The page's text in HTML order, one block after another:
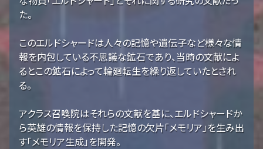
た。
このエルドシャードは人々の記憶や遺伝子など様々な情
報を内包している不思議な鉱石であり、当時の文献によ
るとこの鉱石によって輪廻転生を繰り返していたとされ
る。
アクラス召喚院はそれらの文献を基に、エルドシャードか
ら英雄の情報を保持した記憶の欠片「メモリア」を生み出
す「メモリア生成」を開発。